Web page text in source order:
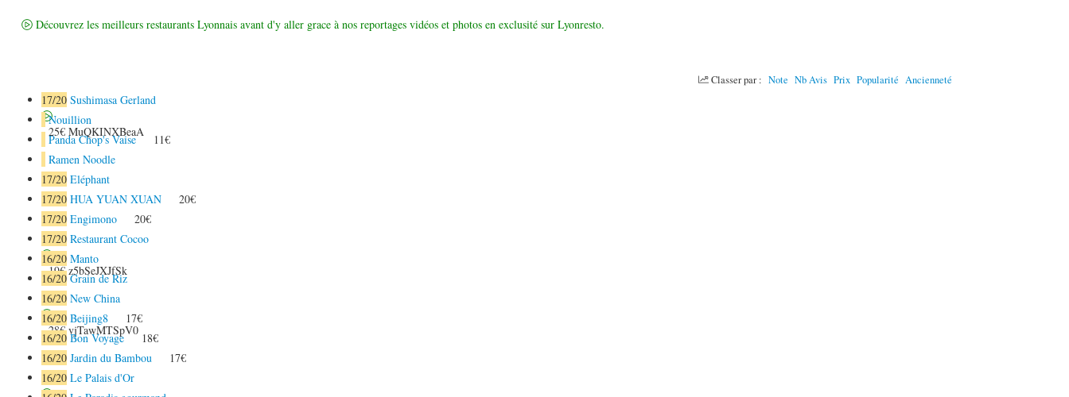
Découvrez les meilleurs restaurants Lyonnais avant d'y aller grace à nos reportages vidéos et photos en exclusité sur Lyonresto.
Classer par : Note Nb Avis Prix Popularité Ancienneté
17/20 Sushimasa Gerland
25€ MuQKINXBeaA
Nouillion
Panda Chop's Vaise
11€
Ramen Noodle
17/20 Eléphant
17/20 HUA YUAN XUAN
20€
17/20 Engimono
20€
17/20 Restaurant Cocoo
19€z5bSeJXJfSk
16/20 Manto
16/20 Grain de Riz
16/20 New China
28€vjTawMTSpV0
16/20 Beijing8
17€
16/20 Bon Voyage
18€
16/20 Jardin du Bambou
17€
16/20 Le Palais d'Or